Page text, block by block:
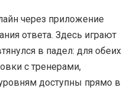
через приложение
ответа. Здесь играют
в падел: для обеих
с тренерами,
доступны прямо в